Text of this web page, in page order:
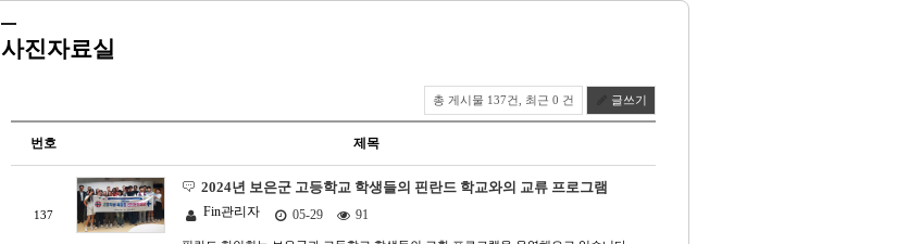
사진자료실
총 게시물 137건, 최근 0 건 글쓰기
번호 제목
137
2024년 보은군 고등학교 학생들의 핀란드 학교와의 교류 프로그램
Fin관리자 05-29 91